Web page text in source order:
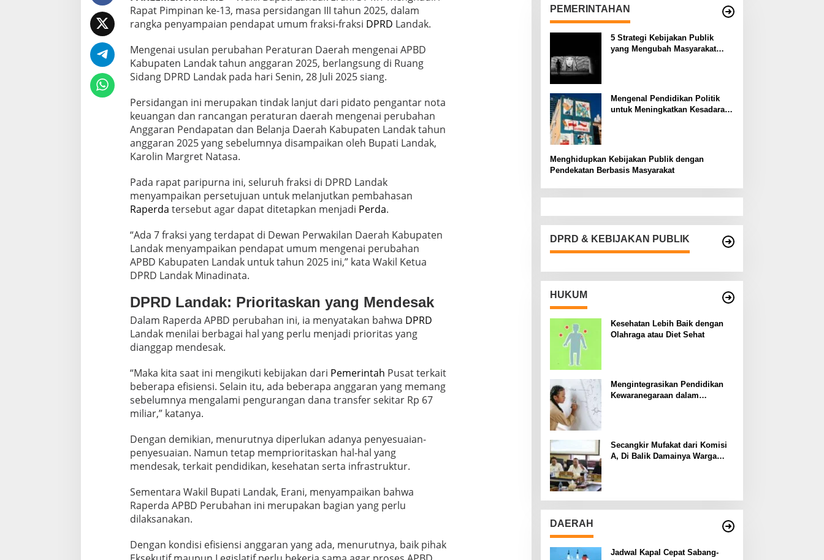
p
e
a
A
P
D
e
r
u
h
a
n
T
h
u
n
2
0
5
Rapat Pimpinan ke-13, masa persidangan III tahun 2025, dalam
rangka penyampaian pendapat umum fraksi-fraksi DPRD Landak.
Mengenai usulan perubahan Peraturan Daerah mengenai APBD
Kabupaten Landak tahun anggaran 2025, berlangsung di Ruang
Sidang DPRD Landak pada hari Senin, 28 Juli 2025 siang.
Persidangan ini merupakan tindak lanjut dari pidato pengantar nota
keuangan dan rancangan peraturan daerah mengenai perubahan
Anggaran Pendapatan dan Belanja Daerah Kabupaten Landak tahun
anggaran 2025 yang sebelumnya disampaikan oleh Bupati Landak,
Karolin Margret Natasa.
Pada rapat paripurna ini, seluruh fraksi di DPRD Landak
menyampaikan persetujuan untuk melanjutkan pembahasan
Raperda tersebut agar dapat ditetapkan menjadi Perda.
“Ada 7 fraksi yang terdapat di Dewan Perwakilan Daerah Kabupaten
Landak menyampaikan pendapat umum mengenai perubahan
APBD Kabupaten Landak untuk tahun 2025 ini,” kata Wakil Ketua
DPRD Landak Minadinata.
DPRD Landak: Prioritaskan yang Mendesak
Dalam Raperda APBD perubahan ini, ia menyatakan bahwa DPRD
Landak menilai berbagai hal yang perlu menjadi prioritas yang
dianggap mendesak.
“Maka kita saat ini mengikuti kebijakan dari Pemerintah Pusat terkait
beberapa efisiensi. Selain itu, ada beberapa anggaran yang memang
sebelumnya mengalami pengurangan dana transfer sekitar Rp 67
miliar,” katanya.
Dengan demikian, menurutnya diperlukan adanya penyesuaian-
penyesuaian. Namun tetap memprioritaskan hal-hal yang
mendesak, terkait pendidikan, kesehatan serta infrastruktur.
Sementara Wakil Bupati Landak, Erani, menyampaikan bahwa
Raperda APBD Perubahan ini merupakan bagian yang perlu
dilaksanakan.
Dengan kondisi efisiensi anggaran yang ada, menurutnya, baik pihak
PEMERINTAHAN
5 Strategi Kebijakan Publik
yang Mengubah Masyarakat
Mengenal Pendidikan Politik
untuk Meningkatkan Kesadaran
Menghidupkan Kebijakan Publik dengan
Pendekatan Berbasis Masyarakat
DPRD & KEBIJAKAN PUBLIK
HUKUM
Kesehatan Lebih Baik dengan
Olahraga atau Diet Sehat
Mengintegrasikan Pendidikan
Kewaranegaraan dalam
Secangkir Mufakat dari Komisi
A, Di Balik Damainya Warga
DAERAH
Jadwal Kapal Cepat Sabang-